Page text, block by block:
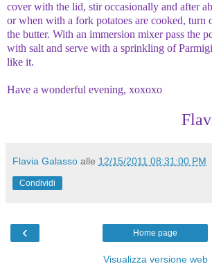
cover with the lid, stir occasionally and after
or when with a fork potatoes are cooked, turn
the butter. With an immersion mixer pass the
with salt and serve with a sprinkling of
like it.
Have a wonderful evening, xoxoxo
Flavia Galasso alle 12/15/2011 08:31:00 PM
Condividi
‹ Home page
Visualizza versione web